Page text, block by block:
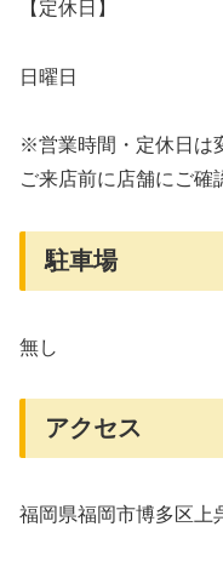
【定休日】
日曜日
※営業時間・定休日は
ご来店前に店舗にご確
駐車場
無し
アクセス
福岡県福岡市博多区上